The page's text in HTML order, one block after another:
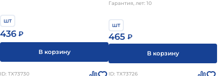
шт
436 ₽
В корзину
Гарантия, лет: 10
шт
465 ₽
В корзину
ID: ТХ73730 ID: ТХ73726